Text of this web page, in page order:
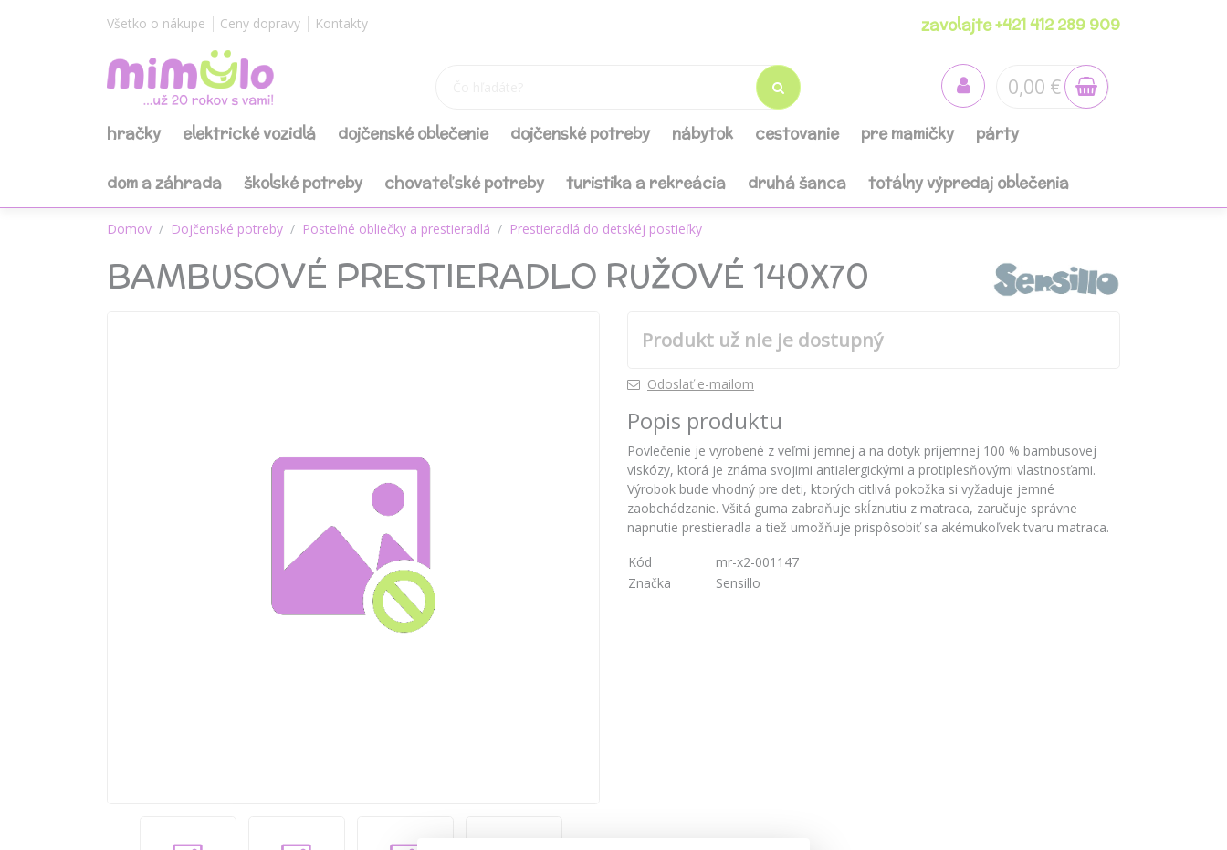
Všetko o nákupe Ceny dopravy Kontakty zavolajte +421 412 289 909
0,00 €
hračky elektrické vozidlá dojčenské oblečenie dojčenské potreby nábytok cestovanie pre mamičky párty
dom a záhrada školské potreby chovateľské potreby turistika a rekreácia druhá šanca totálny výpredaj oblečenia
Domov Dojčenské potreby Posteľné obliečky a prestieradlá Prestieradlá do detskéj postieľky
BAMBUSOVÉ PRESTIERADLO RUŽOVÉ 140X70
Produkt už nie je dostupný
Odoslať e-mailom
Popis produktu
Povlečenie je vyrobené z veľmi jemnej a na dotyk príjemnej 100 % bambusovej
viskózy, ktorá je známa svojimi antialergickými a protiplesňovými vlastnosťami.
Výrobok bude vhodný pre deti, ktorých citlivá pokožka si vyžaduje jemné
zaobchádzanie. Všitá guma zabraňuje skĺznutiu z matraca, zaručuje správne
napnutie prestieradla a tiež umožňuje prispôsobiť sa akémukoľvek tvaru matraca.
Kód
mr-x2-001147
Značka
Sensillo